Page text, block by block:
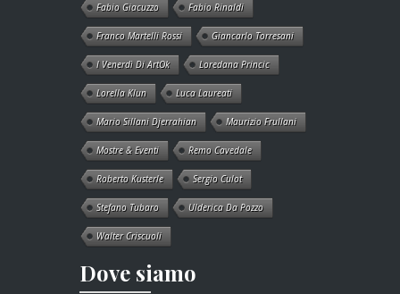
Fabio Giacuzzo Fabio Rinaldi
Franco Martelli Rossi Giancarlo Torresani
I Venerdì Di ArtOk Loredana Princic
Lorella Klun Luca Laureati
Mario Sillani Djerrahian Maurizio Frullani
Mostre & Eventi Remo Cavedale
Roberto Kusterle Sergio Culot
Stefano Tubaro Ulderica Da Pozzo
Walter Criscuoli
Dove siamo